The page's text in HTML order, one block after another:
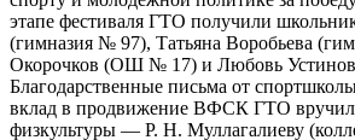
этапе фестиваля ГТО получили
(гимназия № 97), Татьяна Воробьева
Окорочков (ОШ № 17) и Любовь
Благодарственные письма от
вклад в продвижение ВФСК ГТО
физкультуры — Р. Н. Муллагалиеву